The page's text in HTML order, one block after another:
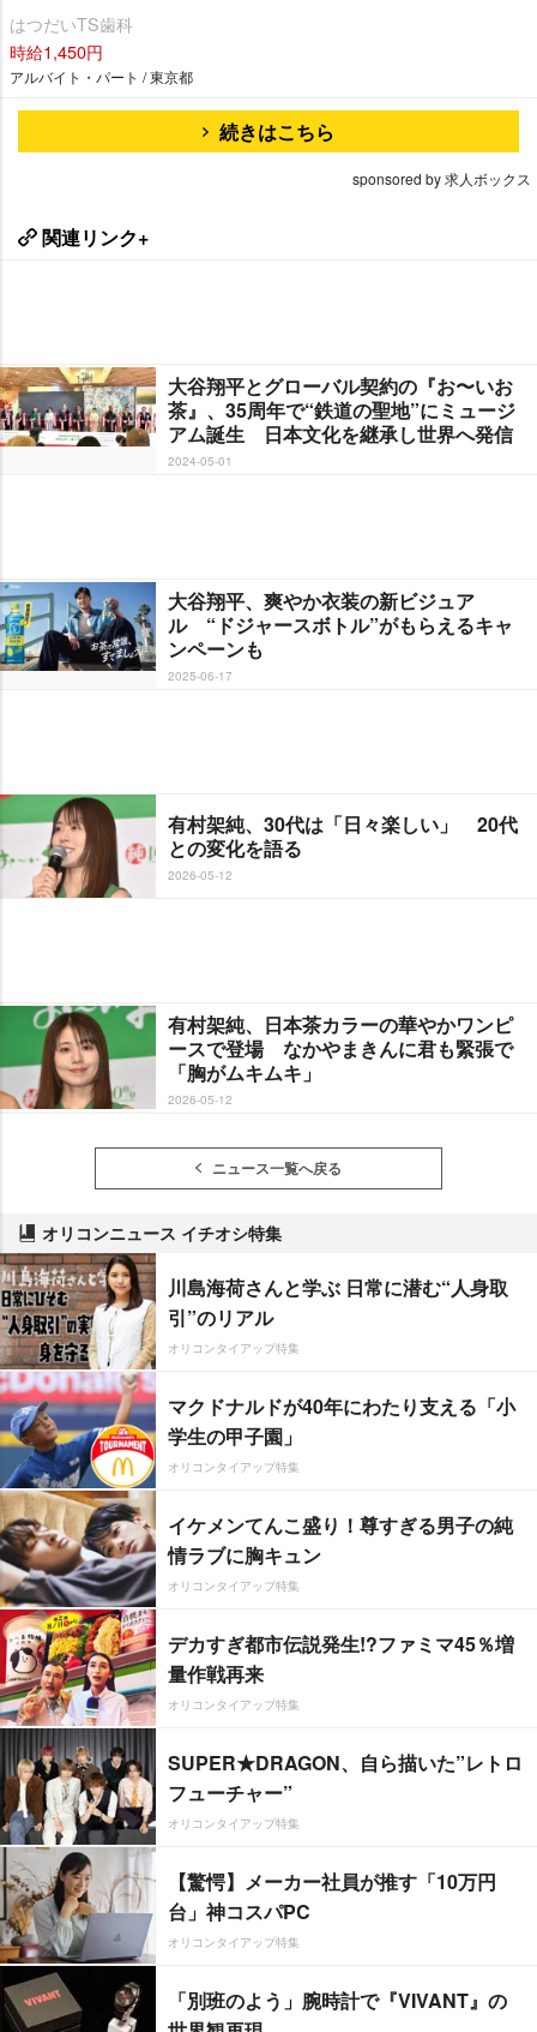
はつだいTS歯科
時給1,450円
アルバイト・パート / 東京都
続きはこちら
sponsored by 求人ボックス
関連リンク+
大谷翔平とグローバル契約の『お〜いお
茶』、35周年で“鉄道の聖地”にミュージ
アム誕生 日本文化を継承し世界へ発信
2024-05-01
大谷翔平、爽やか衣装の新ビジュア
ル “ドジャースボトル”がもらえるキャ
ンペーンも
2025-06-17
有村架純、30代は「日々楽しい」 20代
との変化を語る
2026-05-12
有村架純、日本茶カラーの華やかワンピ
ースで登場 なかやまきんに君も緊張で
「胸がムキムキ」
2026-05-12
ニュース一覧へ戻る
オリコンニュース イチオシ特集
川島海荷さんと学ぶ 日常に潜む“人身取
引”のリアル
オリコンタイアップ特集
マクドナルドが40年にわたり支える「小
学生の甲子園」
オリコンタイアップ特集
イケメンてんこ盛り！尊すぎる男子の純
情ラブに胸キュン
オリコンタイアップ特集
デカすぎ都市伝説発生!?ファミマ45％増
量作戦再来
オリコンタイアップ特集
SUPER★DRAGON、自ら描いた”レトロ
フューチャー”
オリコンタイアップ特集
【驚愕】メーカー社員が推す「10万円
台」神コスパPC
オリコンタイアップ特集
「別班のよう」腕時計で『VIVANT』の